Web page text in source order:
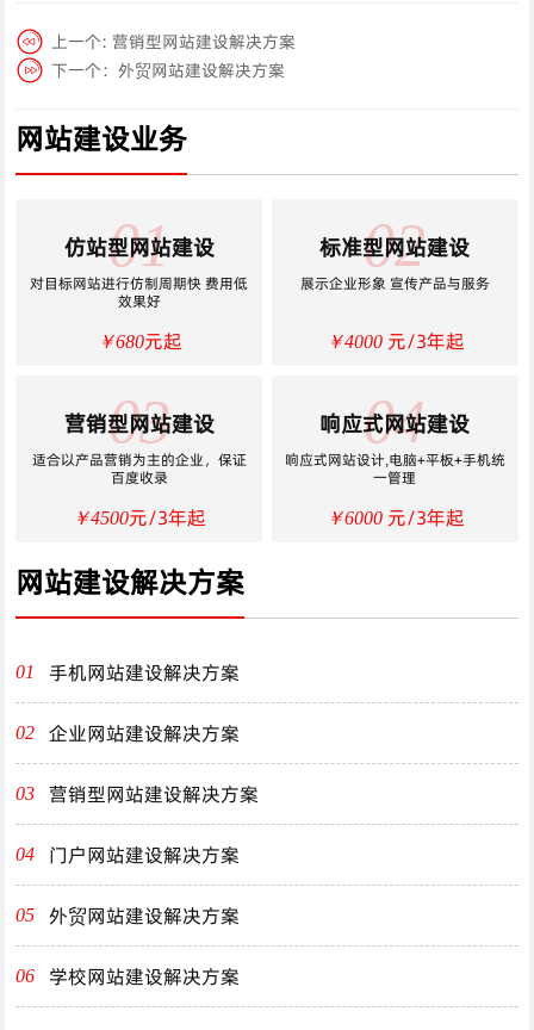
上一个:营销型网站建设解决方案
下一个：外贸网站建设解决方案
网站建设业务
01
仿站型网站建设
对目标网站进行仿制周期快 费用低
效果好
￥680元起
02
标准型网站建设
展示企业形象 宣传产品与服务
￥4000元/3年起
03
营销型网站建设
适合以产品营销为主的企业，保证
百度收录
￥4500元/3年起
04
响应式网站建设
响应式网站设计,电脑+平板+手机统
一管理
￥6000元/3年起
网站建设解决方案
01 手机网站建设解决方案
02 企业网站建设解决方案
03 营销型网站建设解决方案
04 门户网站建设解决方案
05 外贸网站建设解决方案
06 学校网站建设解决方案